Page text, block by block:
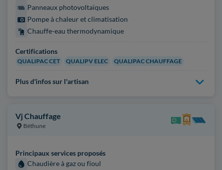
Panneaux photovoltaïques
Pompe à chaleur et climatisation
Chauffe-eau thermodynamique
Certifications
QUALIPAC CET QUALIPV ELEC QUALIPAC CHAUFFAGE
Plus d'infos sur l'artisan
Vj Chauffage
Béthune
Principaux services proposés
Chaudière à gaz ou fioul